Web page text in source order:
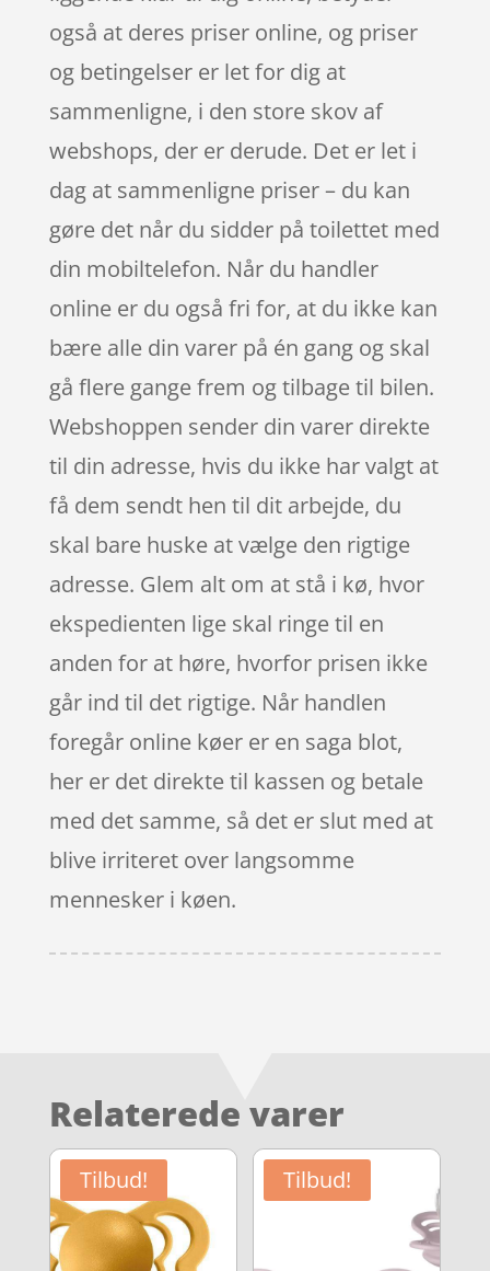
også at deres priser online, og priser
og betingelser er let for dig at
sammenligne, i den store skov af
webshops, der er derude. Det er let i
dag at sammenligne priser – du kan
gøre det når du sidder på toilettet med
din mobiltelefon. Når du handler
online er du også fri for, at du ikke kan
bære alle din varer på én gang og skal
gå flere gange frem og tilbage til bilen.
Webshoppen sender din varer direkte
til din adresse, hvis du ikke har valgt at
få dem sendt hen til dit arbejde, du
skal bare huske at vælge den rigtige
adresse. Glem alt om at stå i kø, hvor
ekspedienten lige skal ringe til en
anden for at høre, hvorfor prisen ikke
går ind til det rigtige. Når handlen
foregår online køer er en saga blot,
her er det direkte til kassen og betale
med det samme, så det er slut med at
blive irriteret over langsomme
mennesker i køen.
Relaterede varer
Tilbud! Tilbud!